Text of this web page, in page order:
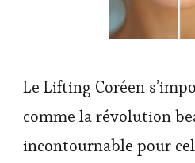
Le Lifting Coréen
comme la révolution
incontournable pour